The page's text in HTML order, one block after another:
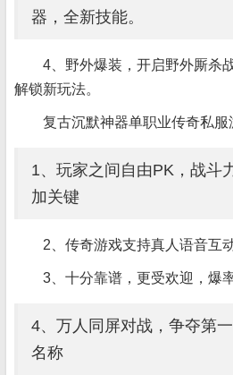
器，全新技能。
4、野外爆装，开启野外厮杀
解锁新玩法。
复古沉默神器单职业传奇私服
1、玩家之间自由PK，战斗
加关键
2、传奇游戏支持真人语音互
3、十分靠谱，更受欢迎，爆
4、万人同屏对战，争夺第
名称